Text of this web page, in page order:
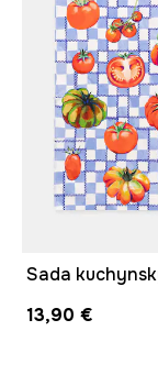
13,90 €